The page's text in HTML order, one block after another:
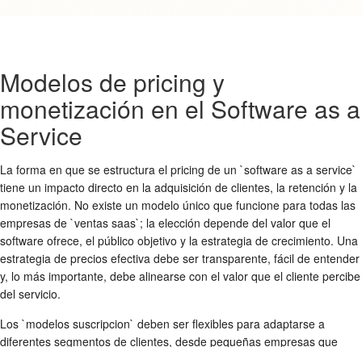
Modelos de pricing y
monetización en el Software as a
Service
La forma en que se estructura el pricing de un `software as a service`
tiene un impacto directo en la adquisición de clientes, la retención y la
monetización. No existe un modelo único que funcione para todas las
empresas de `ventas saas`; la elección depende del valor que el
software ofrece, el público objetivo y la estrategia de crecimiento. Una
estrategia de precios efectiva debe ser transparente, fácil de entender
y, lo más importante, debe alinearse con el valor que el cliente percibe
del servicio.
Los `modelos suscripcion` deben ser flexibles para adaptarse a
diferentes segmentos de clientes, desde pequeñas empresas que